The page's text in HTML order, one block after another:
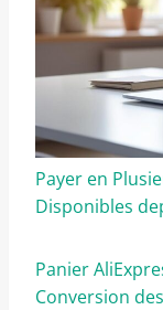
Payer en
Disponibles
Panier
Conversion